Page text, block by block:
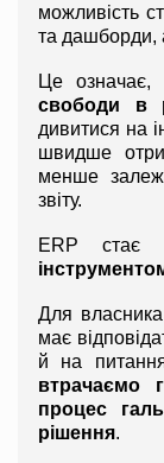
можливість
та дашборди,
Це означає,
свободи в
дивитися на
швидше
менше
звіту.
Для
має
й на
втрачаємо
процес
рішення.